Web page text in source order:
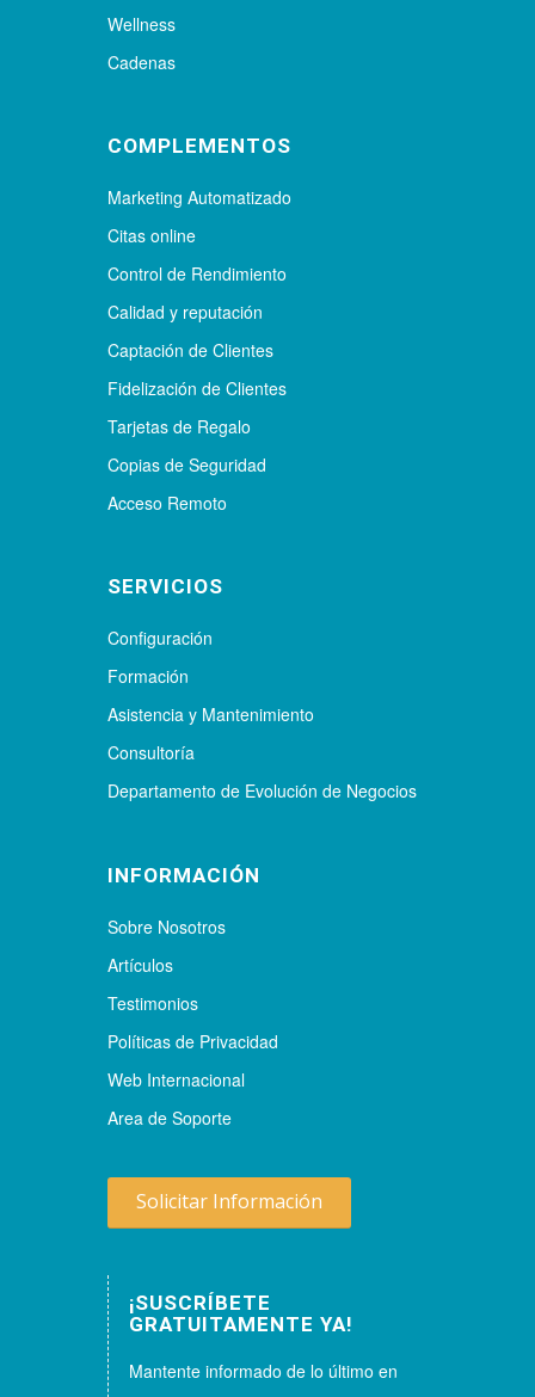
Wellness
Cadenas
COMPLEMENTOS
Marketing Automatizado
Citas online
Control de Rendimiento
Calidad y reputación
Captación de Clientes
Fidelización de Clientes
Tarjetas de Regalo
Copias de Seguridad
Acceso Remoto
SERVICIOS
Configuración
Formación
Asistencia y Mantenimiento
Consultoría
Departamento de Evolución de Negocios
INFORMACIÓN
Sobre Nosotros
Artículos
Testimonios
Políticas de Privacidad
Web Internacional
Area de Soporte
Solicitar Información
¡SUSCRÍBETE
GRATUITAMENTE YA!
Mantente informado de lo último en